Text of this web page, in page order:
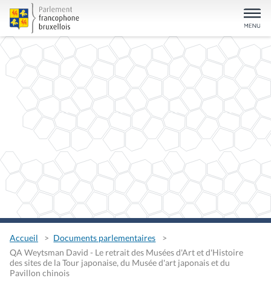
Accueil
Documents parlementaires
QA Weytsman David - Le retrait des Musées d'Art et d'Histoire
des sites de la Tour japonaise, du Musée d'art japonais et du
Pavillon chinois